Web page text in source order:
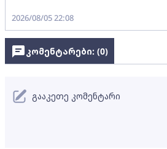
2026/08/05 22:08
კომენტარები: (0)
გააკეთე კომენტარი